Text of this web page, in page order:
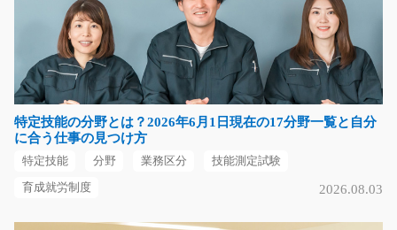
【平塚市新町】 2交代勤務◎長期安定勤務◎外国籍の方
も活躍中♪ コンビニな…
長期（3ヶ月以上）
時給1300円～時給1625円
神奈川県平塚市
気になる
特定技能の分野とは？2026年6月1日現在の17分野一覧と自分
に合う仕事の見つけ方
特定技能 分野 業務区分 技能測定試験
育成就労制度 2026.08.03